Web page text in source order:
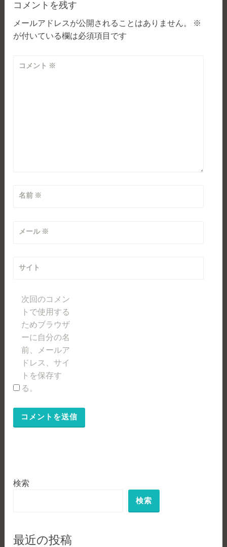
ー
シ
ョ
ン
コメントを残す
メールアドレスが公開されることはありません。
※
が付いている欄は必須項目です
コメント ※
名前 ※
メール ※
サイト
次回のコメン
トで使用する
ためブラウザ
ーに自分の名
前、メールア
ドレス、サイ
トを保存す
る。
検索
検索
最近の投稿